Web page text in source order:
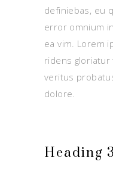
definiebas, eu
error omnium
ea vim. Lorem
ridens
veritus
dolore.
Heading